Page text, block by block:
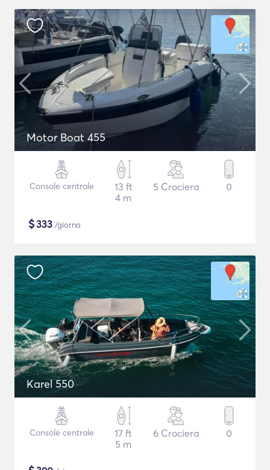
Motor Boat 455
Console centrale
13 ft
4 m
5 Crociera 0
$333 /giorno
Karel 550
Console centrale
17 ft
5 m
6 Crociera 0